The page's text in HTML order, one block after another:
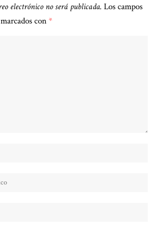
electrónico no será publicada. Los campos
con*